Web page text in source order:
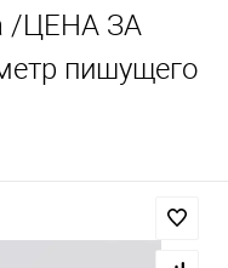
/ЦЕНА ЗА
пишущего